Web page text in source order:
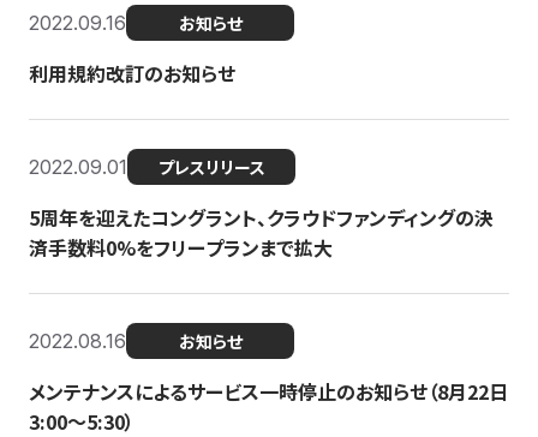
2022.09.16 お知らせ
利用規約改訂のお知らせ
2022.09.01 プレスリリース
5周年を迎えたコングラント、クラウドファンディングの決
済手数料0%をフリープランまで拡大
2022.08.16 お知らせ
メンテナンスによるサービス一時停止のお知らせ（8月22日
3:00〜5:30）